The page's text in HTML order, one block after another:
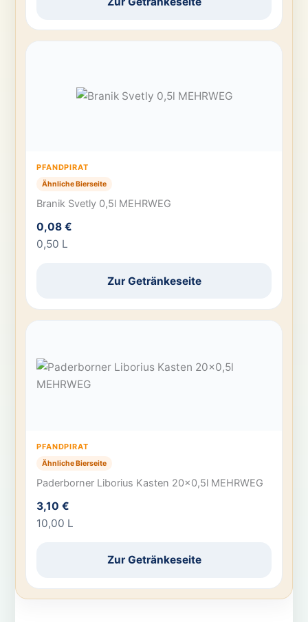
PFANDPIRAT
Ähnliche Bierseite
Branik Svetly 0,5l MEHRWEG
0,08 €
0,50 L
Zur Getränkeseite
PFANDPIRAT
Ähnliche Bierseite
Paderborner Liborius Kasten 20×0,5l MEHRWEG
3,10 €
10,00 L
Zur Getränkeseite